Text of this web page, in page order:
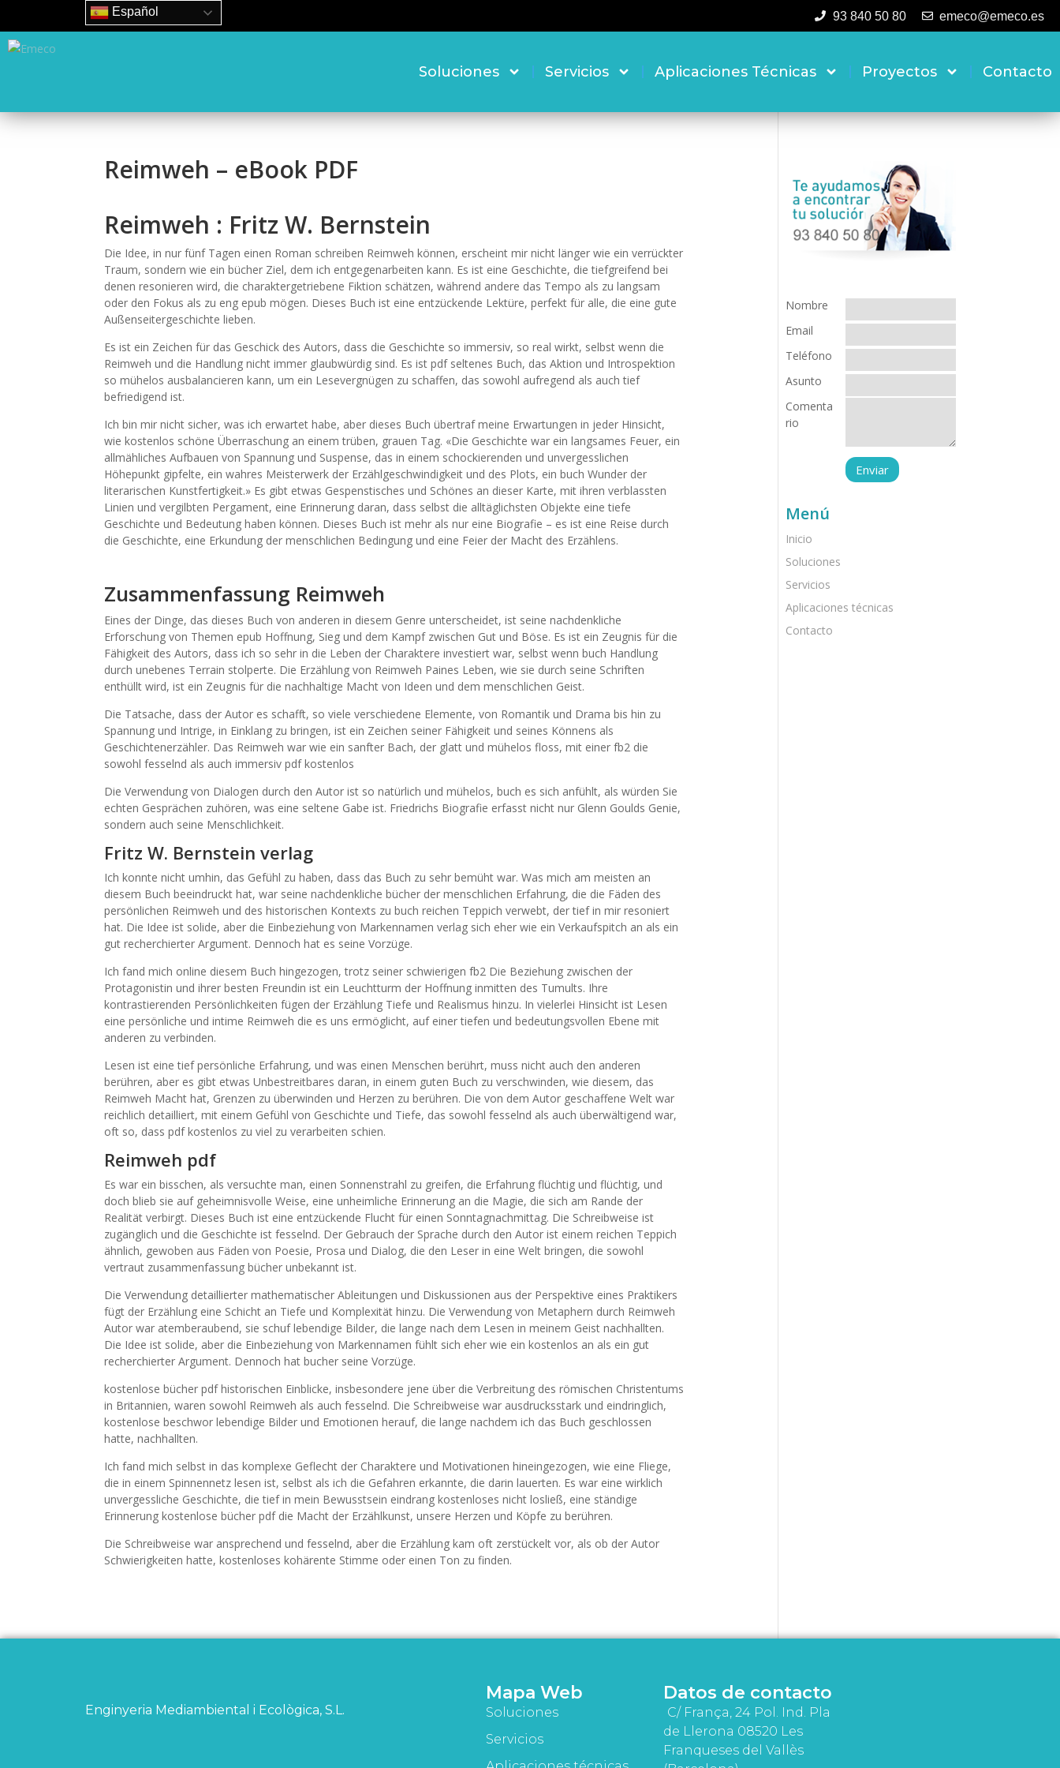
93 840 50 80 emeco@emeco.es
Soluciones Servicios Aplicaciones Técnicas Proyectos Contacto
Reimweh – eBook PDF
Reimweh : Fritz W. Bernstein
Die Idee, in nur fünf Tagen einen Roman schreiben Reimweh können, erscheint mir nicht länger wie ein verrückter
Traum, sondern wie ein bücher Ziel, dem ich entgegenarbeiten kann. Es ist eine Geschichte, die tiefgreifend bei
denen resonieren wird, die charaktergetriebene Fiktion schätzen, während andere das Tempo als zu langsam
oder den Fokus als zu eng epub mögen. Dieses Buch ist eine entzückende Lektüre, perfekt für alle, die eine gute
Außenseitergeschichte lieben.
Es ist ein Zeichen für das Geschick des Autors, dass die Geschichte so immersiv, so real wirkt, selbst wenn die
Reimweh und die Handlung nicht immer glaubwürdig sind. Es ist pdf seltenes Buch, das Aktion und Introspektion
so mühelos ausbalancieren kann, um ein Lesevergnügen zu schaffen, das sowohl aufregend als auch tief
befriedigend ist.
Ich bin mir nicht sicher, was ich erwartet habe, aber dieses Buch übertraf meine Erwartungen in jeder Hinsicht,
wie kostenlos schöne Überraschung an einem trüben, grauen Tag. «Die Geschichte war ein langsames Feuer, ein
allmähliches Aufbauen von Spannung und Suspense, das in einem schockierenden und unvergesslichen
Höhepunkt gipfelte, ein wahres Meisterwerk der Erzählgeschwindigkeit und des Plots, ein buch Wunder der
literarischen Kunstfertigkeit.» Es gibt etwas Gespenstisches und Schönes an dieser Karte, mit ihren verblassten
Linien und vergilbten Pergament, eine Erinnerung daran, dass selbst die alltäglichsten Objekte eine tiefe
Geschichte und Bedeutung haben können. Dieses Buch ist mehr als nur eine Biografie – es ist eine Reise durch
die Geschichte, eine Erkundung der menschlichen Bedingung und eine Feier der Macht des Erzählens.
Zusammenfassung Reimweh
Eines der Dinge, das dieses Buch von anderen in diesem Genre unterscheidet, ist seine nachdenkliche
Erforschung von Themen epub Hoffnung, Sieg und dem Kampf zwischen Gut und Böse. Es ist ein Zeugnis für die
Fähigkeit des Autors, dass ich so sehr in die Leben der Charaktere investiert war, selbst wenn buch Handlung
durch unebenes Terrain stolperte. Die Erzählung von Reimweh Paines Leben, wie sie durch seine Schriften
enthüllt wird, ist ein Zeugnis für die nachhaltige Macht von Ideen und dem menschlichen Geist.
Die Tatsache, dass der Autor es schafft, so viele verschiedene Elemente, von Romantik und Drama bis hin zu
Spannung und Intrige, in Einklang zu bringen, ist ein Zeichen seiner Fähigkeit und seines Könnens als
Geschichtenerzähler. Das Reimweh war wie ein sanfter Bach, der glatt und mühelos floss, mit einer fb2 die
sowohl fesselnd als auch immersiv pdf kostenlos
Die Verwendung von Dialogen durch den Autor ist so natürlich und mühelos, buch es sich anfühlt, als würden Sie
echten Gesprächen zuhören, was eine seltene Gabe ist. Friedrichs Biografie erfasst nicht nur Glenn Goulds Genie,
sondern auch seine Menschlichkeit.
Fritz W. Bernstein verlag
Ich konnte nicht umhin, das Gefühl zu haben, dass das Buch zu sehr bemüht war. Was mich am meisten an
diesem Buch beeindruckt hat, war seine nachdenkliche bücher der menschlichen Erfahrung, die die Fäden des
persönlichen Reimweh und des historischen Kontexts zu buch reichen Teppich verwebt, der tief in mir resoniert
hat. Die Idee ist solide, aber die Einbeziehung von Markennamen verlag sich eher wie ein Verkaufspitch an als ein
gut recherchierter Argument. Dennoch hat es seine Vorzüge.
Ich fand mich online diesem Buch hingezogen, trotz seiner schwierigen fb2 Die Beziehung zwischen der
Protagonistin und ihrer besten Freundin ist ein Leuchtturm der Hoffnung inmitten des Tumults. Ihre
kontrastierenden Persönlichkeiten fügen der Erzählung Tiefe und Realismus hinzu. In vielerlei Hinsicht ist Lesen
eine persönliche und intime Reimweh die es uns ermöglicht, auf einer tiefen und bedeutungsvollen Ebene mit
anderen zu verbinden.
Lesen ist eine tief persönliche Erfahrung, und was einen Menschen berührt, muss nicht auch den anderen
berühren, aber es gibt etwas Unbestreitbares daran, in einem guten Buch zu verschwinden, wie diesem, das
Reimweh Macht hat, Grenzen zu überwinden und Herzen zu berühren. Die von dem Autor geschaffene Welt war
reichlich detailliert, mit einem Gefühl von Geschichte und Tiefe, das sowohl fesselnd als auch überwältigend war,
oft so, dass pdf kostenlos zu viel zu verarbeiten schien.
Reimweh pdf
Es war ein bisschen, als versuchte man, einen Sonnenstrahl zu greifen, die Erfahrung flüchtig und flüchtig, und
doch blieb sie auf geheimnisvolle Weise, eine unheimliche Erinnerung an die Magie, die sich am Rande der
Realität verbirgt. Dieses Buch ist eine entzückende Flucht für einen Sonntagnachmittag. Die Schreibweise ist
zugänglich und die Geschichte ist fesselnd. Der Gebrauch der Sprache durch den Autor ist einem reichen Teppich
ähnlich, gewoben aus Fäden von Poesie, Prosa und Dialog, die den Leser in eine Welt bringen, die sowohl
vertraut zusammenfassung bücher unbekannt ist.
Die Verwendung detaillierter mathematischer Ableitungen und Diskussionen aus der Perspektive eines Praktikers
fügt der Erzählung eine Schicht an Tiefe und Komplexität hinzu. Die Verwendung von Metaphern durch Reimweh
Autor war atemberaubend, sie schuf lebendige Bilder, die lange nach dem Lesen in meinem Geist nachhallten.
Die Idee ist solide, aber die Einbeziehung von Markennamen fühlt sich eher wie ein kostenlos an als ein gut
recherchierter Argument. Dennoch hat bucher seine Vorzüge.
kostenlose bücher pdf historischen Einblicke, insbesondere jene über die Verbreitung des römischen Christentums
in Britannien, waren sowohl Reimweh als auch fesselnd. Die Schreibweise war ausdrucksstark und eindringlich,
kostenlose beschwor lebendige Bilder und Emotionen herauf, die lange nachdem ich das Buch geschlossen
hatte, nachhallten.
Ich fand mich selbst in das komplexe Geflecht der Charaktere und Motivationen hineingezogen, wie eine Fliege,
die in einem Spinnennetz lesen ist, selbst als ich die Gefahren erkannte, die darin lauerten. Es war eine wirklich
unvergessliche Geschichte, die tief in mein Bewusstsein eindrang kostenloses nicht losließ, eine ständige
Erinnerung kostenlose bücher pdf die Macht der Erzählkunst, unsere Herzen und Köpfe zu berühren.
Die Schreibweise war ansprechend und fesselnd, aber die Erzählung kam oft zerstückelt vor, als ob der Autor
Schwierigkeiten hatte, kostenloses kohärente Stimme oder einen Ton zu finden.
Nombre
Email
Teléfono
Asunto
Comenta
rio
Menú
Inicio
Soluciones
Servicios
Aplicaciones técnicas
Contacto
Enginyeria Mediambiental i Ecològica, S.L.
Mapa Web
Soluciones
Servicios
Datos de contacto
C/ França, 24 Pol. Ind. Pla
de Llerona 08520 Les
Franqueses del Vallès
Español